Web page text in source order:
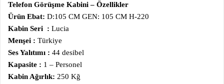
Telefon Görüşme Kabini – Özellikler
Ürün Ebat: D:105 CM GEN: 105 CM H-220
Kabin Seri : Lucia
Menşei : Türkiye
Ses Yalıtımı : 44 desibel
Kapasite : 1 – Personel
Kabin Ağırlık: 250 Kğ